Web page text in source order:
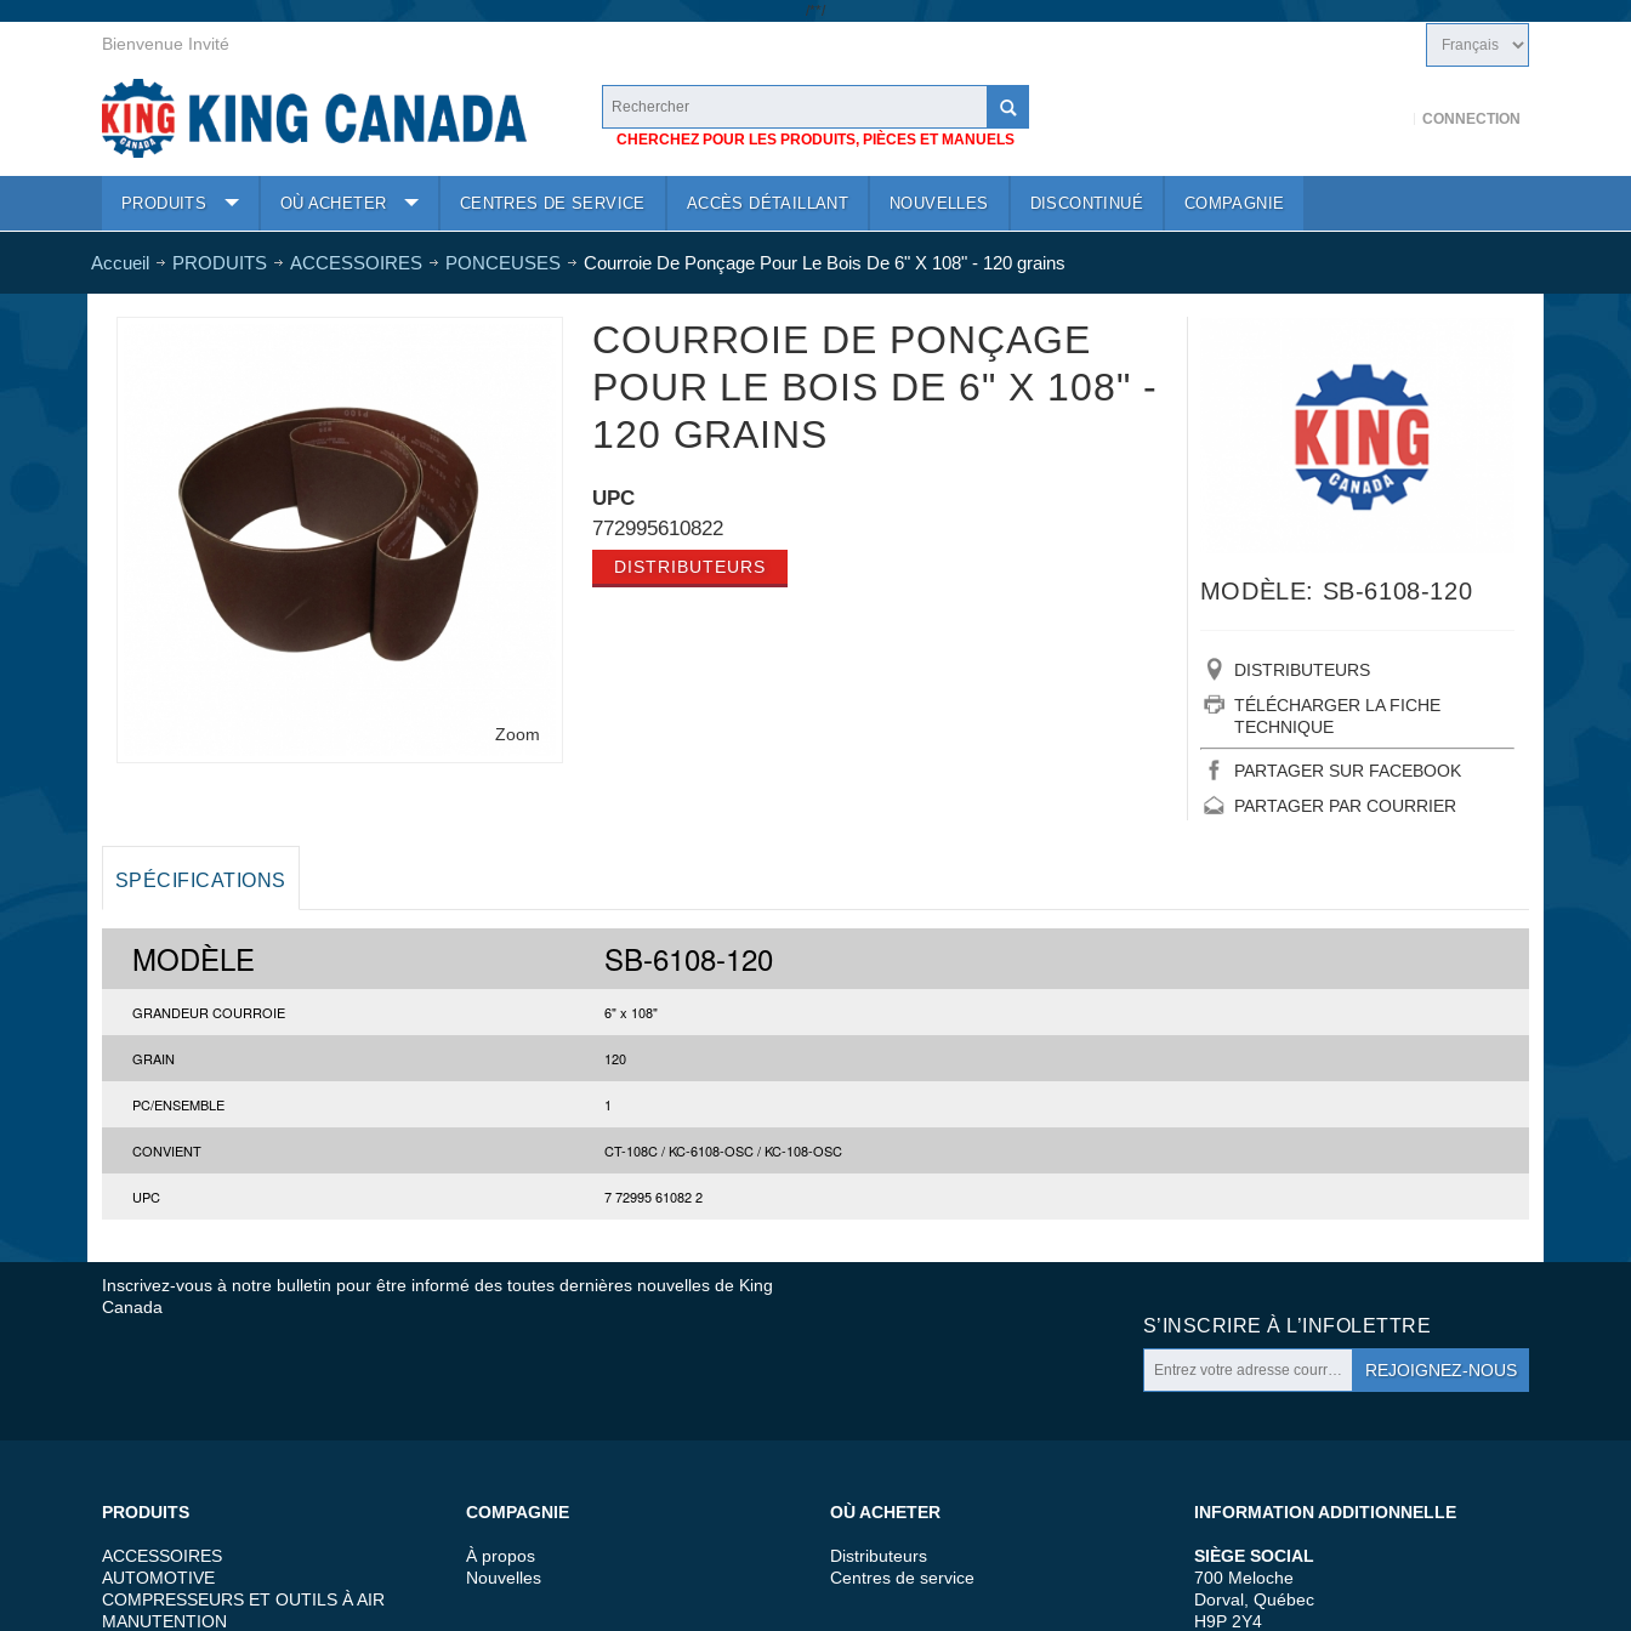
/**/
Bienvenue Invité
CHERCHEZ POUR LES PRODUITS, PIÈCES ET MANUELS
CONNECTION
PRODUITS OÙ ACHETER CENTRES DE SERVICE ACCÈS DÉTAILLANT NOUVELLES DISCONTINUÉ COMPAGNIE
Accueil PRODUITS ACCESSOIRES PONCEUSES Courroie De Ponçage Pour Le Bois De 6" X 108" - 120 grains
Zoom
COURROIE DE PONÇAGE
POUR LE BOIS DE 6" X 108" -
120 GRAINS
UPC
772995610822
DISTRIBUTEURS
MODÈLE: SB-6108-120
DISTRIBUTEURS
TÉLÉCHARGER LA FICHE
TECHNIQUE
PARTAGER SUR FACEBOOK
PARTAGER PAR COURRIER
SPÉCIFICATIONS
MODÈLE SB-6108-120
GRANDEUR COURROIE 6" x 108"
GRAIN 120
PC/ENSEMBLE 1
CONVIENT CT-108C / KC-6108-OSC / KC-108-OSC
UPC 7 72995 61082 2
Inscrivez-vous à notre bulletin pour être informé des toutes dernières nouvelles de King
Canada
S’INSCRIRE À L’INFOLETTRE
REJOIGNEZ-NOUS
PRODUITS
ACCESSOIRES
AUTOMOTIVE
COMPRESSEURS ET OUTILS À AIR
MANUTENTION
COMPAGNIE
À propos
Nouvelles
OÙ ACHETER
Distributeurs
Centres de service
INFORMATION ADDITIONNELLE
SIÈGE SOCIAL
700 Meloche
Dorval, Québec
H9P 2Y4